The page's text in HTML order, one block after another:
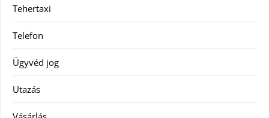
Tehertaxi
Telefon
Ügyvéd jog
Utazás